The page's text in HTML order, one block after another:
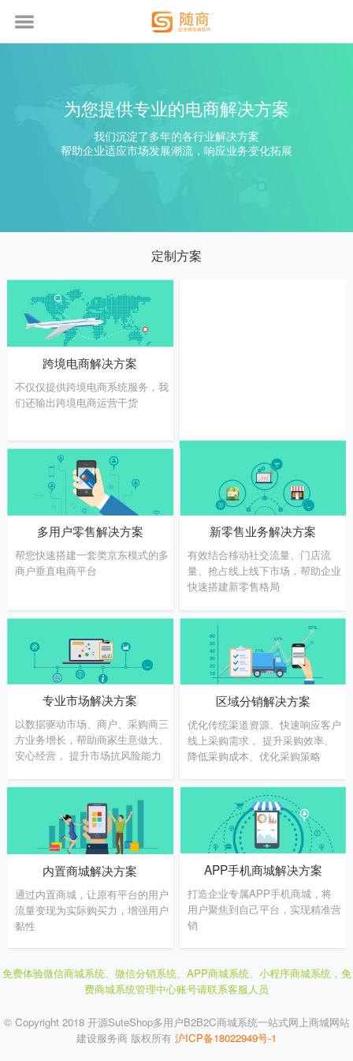
为您提供专业的电商解决方案
我们沉淀了多年的各行业解决方案
帮助企业适应市场发展潮流，响应业务变化拓展
定制方案
跨境电商解决方案
不仅仅提供跨境电商系统服务，我
们还输出跨境电商运营干货
多门店零售解决方案
提供新零售线上化管理工具，让更
多客户，多次到店消费
多用户零售解决方案
帮您快速搭建一套类京东模式的多
商户垂直电商平台
新零售业务解决方案
有效结合移动社交流量、门店流
量、抢占线上线下市场，帮助企业
快速搭建新零售格局
专业市场解决方案
以数据驱动市场、商户、采购商三
方业务增长，帮助商家生意做大、
安心经营， 提升市场抗风险能力
区域分销解决方案
优化传统渠道资源、快速响应客户
线上采购需求， 提升采购效率、
降低采购成本、优化采购策略
内置商城解决方案
通过内置商城，让原有平台的用户
流量变现为实际购买力，增强用户
黏性
APP手机商城解决方案
打造企业专属APP手机商城，将
用户聚焦到自己平台，实现精准营
销
免费体验微信商城系统、微信分销系统、APP商城系统、小程序商城系统， 免
费商城系统管理中心账号请联系客服人员
© Copyright 2018 开源SuteShop多用户B2B2C商城系统一站式网上商城网站
建设服务商 版权所有 沪ICP备18022949号-1